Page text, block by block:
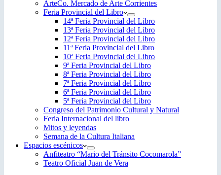
ArteCo. Mercado de Arte Corrientes
Feria Provincial del Libro
14ª Feria Provincial del Libro
13ª Feria Provincial del Libro
12ª Feria Provincial del Libro
11ª Feria Provincial del Libro
10ª Feria Provincial del Libro
9ª Feria Provincial del Libro
8ª Feria Provincial del Libro
7ª Feria Provincial del Libro
6ª Feria Provincial del Libro
5ª Feria Provincial del Libro
Congreso del Patrimonio Cultural y Natural
Feria Internacional del libro
Mitos y leyendas
Semana de la Cultura Italiana
Espacios escénicos
Anfiteatro “Mario del Tránsito Cocomarola”
Teatro Oficial Juan de Vera